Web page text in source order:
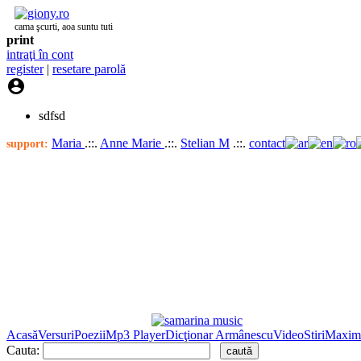
cama şcurti, aoa suntu tuti
print
intraţi în cont
register| resetare parolă

sdfsd
support: Maria .::. Anne Marie .::. Stelian M .::. contact
AcasăVersuriPoeziiMp3 PlayerDicţionar ArmânescuVideoStiri
Cauta: